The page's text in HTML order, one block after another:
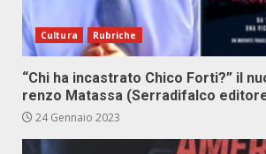
Cultura Rubriche
“Chi ha in­ca­stra­to Chi­co For­ti?” il
ren­zo Ma­tas­sa (Ser­ra­di­fal­co
24 Gennaio 2023